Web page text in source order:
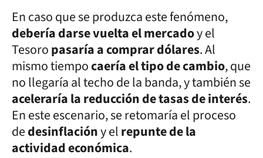
En caso que se produzca este fenómeno,
debería darse vuelta el mercadoy el
Tesoropasaría a comprar dólares. Al
mismo tiempocaería el tipo de cambio, que
no llegaría al techo de la banda, y también se
aceleraría la reducción de tasas de interés.
En este escenario, se retomaría el proceso
dedesinflacióny elrepunte de la
actividad económica.